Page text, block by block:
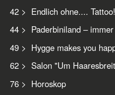
42 > Endlich ohne.... Tattoo!
44 > Paderbiniland –
49 > Hygge makes you
62 > Salon "Um
76 > Horoskop